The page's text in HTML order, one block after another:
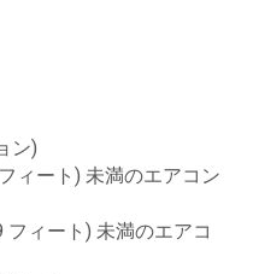
ン)
ィート) 未満のエアコン
フィート) 未満のエアコ